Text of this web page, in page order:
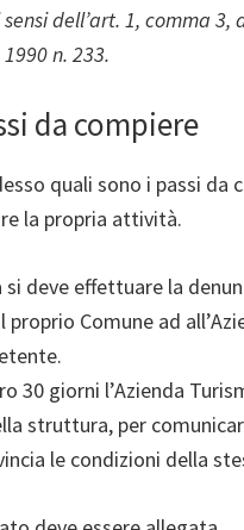
dell’art. 1, comma 3,
n. 233.
da compiere
quali sono i passi da
la propria attività.
si deve effettuare la
Comune ad
30 giorni l’Azienda
struttura, per
le condizioni della